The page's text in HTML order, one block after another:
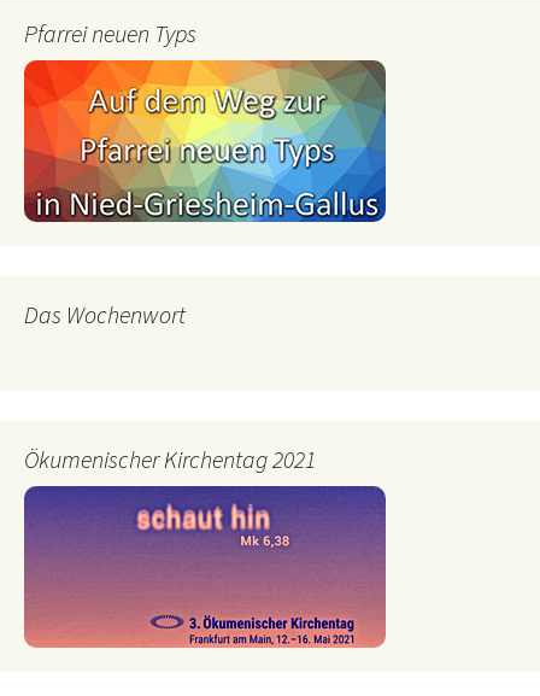
Pfarrei neuen Typs
Das Wochenwort
Ökumenischer Kirchentag 2021